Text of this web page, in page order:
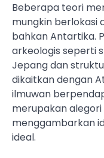
Beberapa teori
mungkin berlokasi
bahkan Antartika.
arkeologis seperti
Jepang dan
dikaitkan dengan
ilmuwan
merupakan
menggambarkan
ideal.